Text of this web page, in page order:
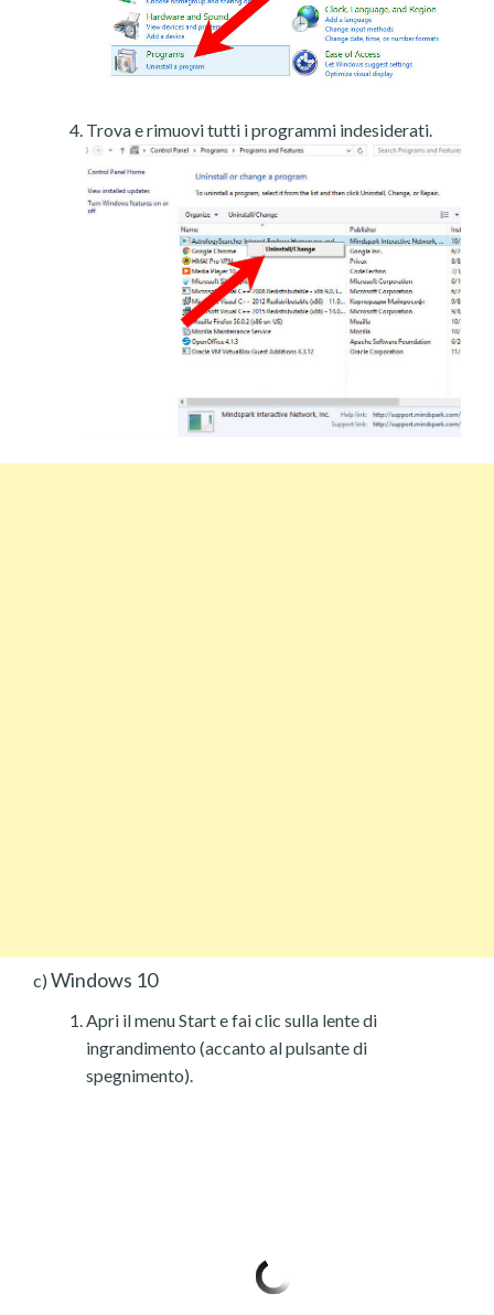
Trova e rimuovi tutti i programmi indesiderati.
c) Windows 10
Apri il menu Start e fai clic sulla lente di
ingrandimento (accanto al pulsante di
spegnimento).